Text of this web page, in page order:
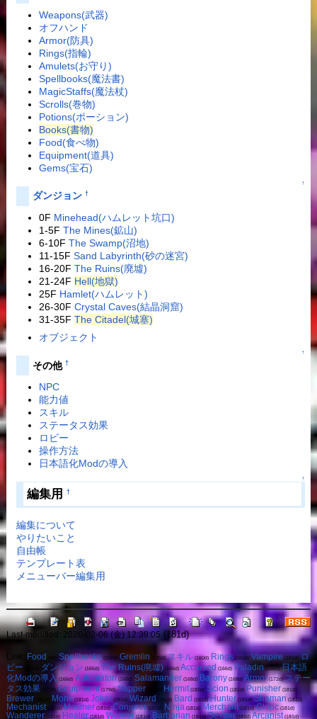
Weapons(武器)
オフハンド
Armor(防具)
Rings(指輪)
Amulets(お守り)
Spellbooks(魔法書)
MagicStaffs(魔法杖)
Scrolls(巻物)
Potions(ポーション)
Books(書物)
Food(食べ物)
Equipment(道具)
Gems(宝石)
↑
ダンジョン †
0F Minehead(ハムレット坑口)
1-5FThe Mines(鉱山)
6-10FThe Swamp(沼地)
11-15FSand Labyrinth(砂の迷宮)
16-20FThe Ruins(廃墟)
21-24F Hell(地獄)
25F Hamlet(ハムレット)
26-30FCrystal Caves(結晶洞窟)
31-35FThe Citadel(城塞)
オブジェクト
↑
その他 †
NPC
能力値
スキル
ステータス効果
ロビー
操作方法
日本語化Modの導入
↑
編集用 †
編集について
やりたいこと
自由帳
テンプレート表
メニューバー編集用
Last-modified: 2026-02-06 (金) 12:39:05(181d)
Link: Food Spellbooks(107d) Gremlin (125d) スキル(160d) Rings(161d) Vampire(161d) ロ
ビー
ダンジョン (165d) The Ruins(廃墟)(166d) Accursed (166d) Paladin(166d) 日本語
化Modの導入
(166d) Automaton(168d) Salamander (168d) Barony(168d) Armor(172d)
ステー
タス効果(172d) Equipment (179d) Sapper Hermit (181d) Scion (181d) Punisher (181d)
Brewer Monk(181d) Joker (181d) Wizard (181d) Bard (181d) Hunter (181d) Shaman (181d)
Mechanist (181d) Mesmer (181d) Conjurer(181d) Ninja (181d) Merchant (181d) Cleric(181d)
Wanderer (181d) Healer (181d) Warrier (181d) Barbarian (181d) Sexton (181d) Arcanist (181d)